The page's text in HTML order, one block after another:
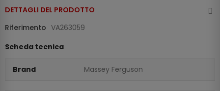
DETTAGLI DEL PRODOTTO
Riferimento VA263059
Scheda tecnica
Brand Massey Ferguson